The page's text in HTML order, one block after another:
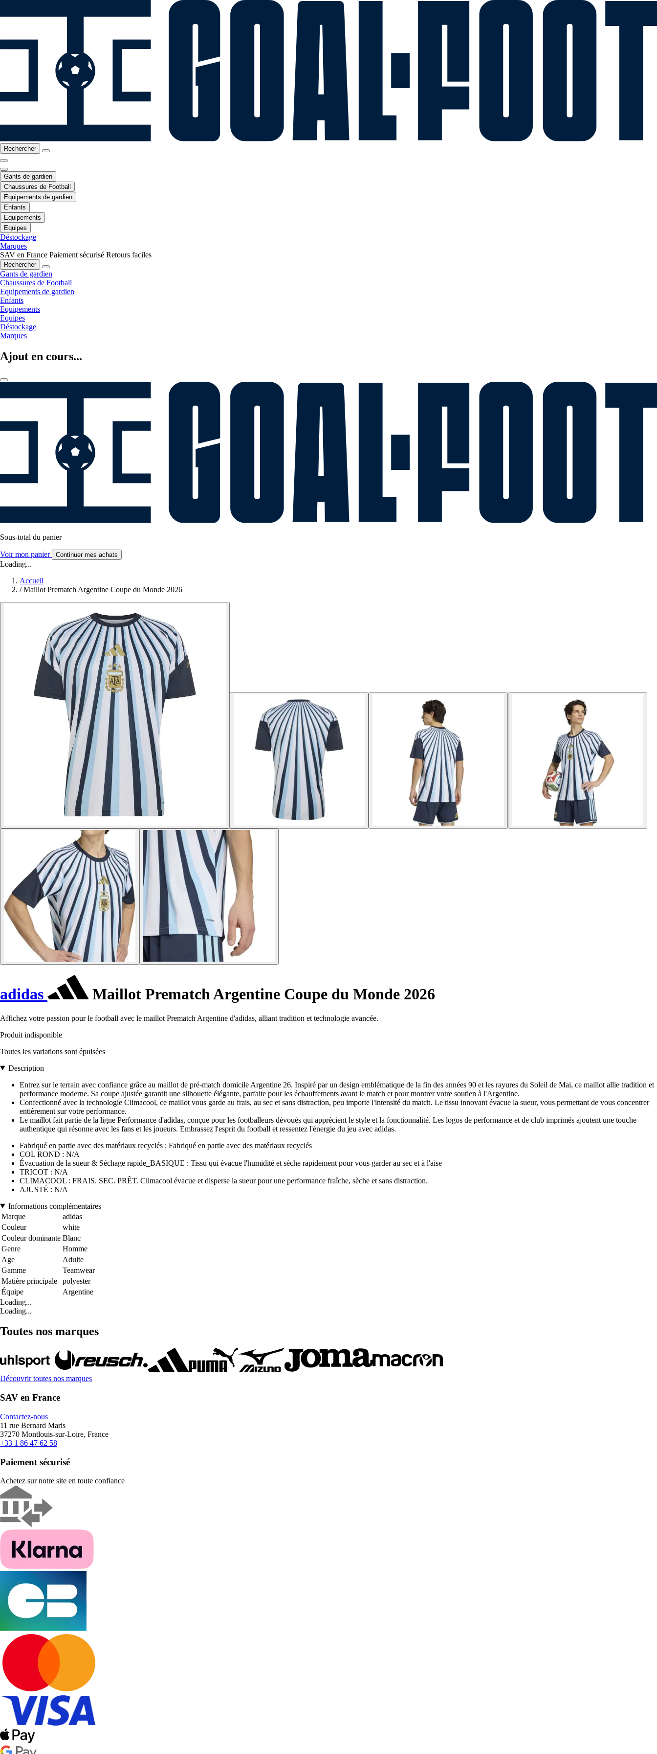
Rechercher
Gants de gardien
Chaussures de Football
Equipements de gardien
Enfants
Equipements
Equipes
Déstockage
Marques
SAV en France Paiement sécurisé Retours faciles
Rechercher
Gants de gardien
Chaussures de Football
Equipements de gardien
Enfants
Equipements
Equipes
Déstockage
Marques
Ajout en cours...
Sous-total du panier
Voir mon panier Continuer mes achats
Loading...
Accueil
/ Maillot Prematch Argentine Coupe du Monde 2026
adidas Maillot Prematch Argentine Coupe du Monde 2026
Affichez votre passion pour le football avec le maillot Prematch Argentine d'adidas, alliant tradition et technologie avancée.
Produit indisponible
Toutes les variations sont épuisées
Description
Entrez sur le terrain avec confiance grâce au maillot de pré-match domicile Argentine 26. Inspiré par un design emblématique de la fin des années 90 et les rayures du Soleil de Mai, ce maillot allie tradition et
performance moderne. Sa coupe ajustée garantit une silhouette élégante, parfaite pour les échauffements avant le match et pour montrer votre soutien à l'Argentine.
Confectionné avec la technologie Climacool, ce maillot vous garde au frais, au sec et sans distraction, peu importe l'intensité du match. Le tissu innovant évacue la sueur, vous permettant de vous concentrer
entièrement sur votre performance.
Le maillot fait partie de la ligne Performance d'adidas, conçue pour les footballeurs dévoués qui apprécient le style et la fonctionnalité. Les logos de performance et de club imprimés ajoutent une touche
authentique qui résonne avec les fans et les joueurs. Embrassez l'esprit du football et ressentez l'énergie du jeu avec adidas.
Fabriqué en partie avec des matériaux recyclés : Fabriqué en partie avec des matériaux recyclés
COL ROND : N/A
Évacuation de la sueur & Séchage rapide_BASIQUE : Tissu qui évacue l'humidité et sèche rapidement pour vous garder au sec et à l'aise
TRICOT : N/A
CLIMACOOL : FRAIS. SEC. PRÊT. Climacool évacue et disperse la sueur pour une performance fraîche, sèche et sans distraction.
AJUSTÉ : N/A
Informations complémentaires
Marque
adidas
Couleur
white
Couleur dominante Blanc
Genre
Homme
Age
Adulte
Gamme
Teamwear
Matière principale
polyester
Équipe
Argentine
Loading...
Loading...
Toutes nos marques
Découvrir toutes nos marques
SAV en France
Contactez-nous
11 rue Bernard Maris
37270 Montlouis-sur-Loire, France
+33 1 86 47 62 58
Paiement sécurisé
Achetez sur notre site en toute confiance